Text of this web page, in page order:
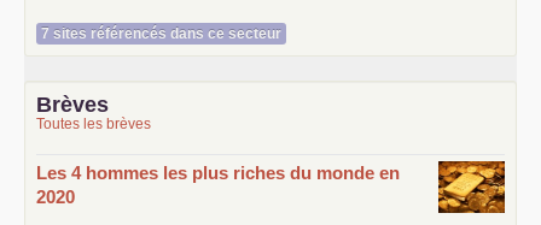
7 sites référencés dans ce secteur
Brèves
Toutes les brèves
Les 4 hommes les plus riches du monde en
2020